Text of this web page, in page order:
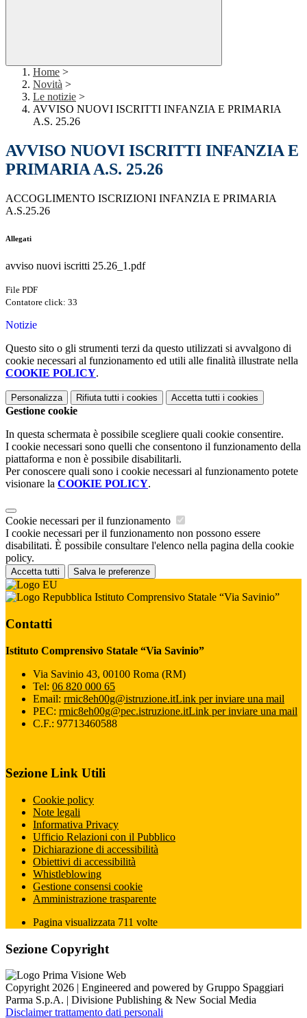
Home >
Novità >
Le notizie >
AVVISO NUOVI ISCRITTI INFANZIA E PRIMARIA
A.S. 25.26
AVVISO NUOVI ISCRITTI INFANZIA E
PRIMARIA A.S. 25.26
ACCOGLIMENTO ISCRIZIONI INFANZIA E PRIMARIA
A.S.25.26
Allegati
avviso nuovi iscritti 25.26_1.pdf
File PDF
Contatore click: 33
Notizie
Questo sito o gli strumenti terzi da questo utilizzati si avvalgono di
cookie necessari al funzionamento ed utili alle finalità illustrate nella
COOKIE POLICY.
Personalizza Rifiuta tutti i cookies Accetta tutti i cookies
Gestione cookie
In questa schermata è possibile scegliere quali cookie consentire.
I cookie necessari sono quelli che consentono il funzionamento della
piattaforma e non è possibile disabilitarli.
Per conoscere quali sono i cookie necessari al funzionamento potete
visionare la COOKIE POLICY.
Cookie necessari per il funzionamento
I cookie necessari per il funzionamento non possono essere
disabilitati. È possibile consultare l'elenco nella pagina della cookie
policy.
Accetta tutti Salva le preferenze
Istituto Comprensivo Statale “Via Savinio”
Contatti
Istituto Comprensivo Statale “Via Savinio”
Via Savinio 43, 00100 Roma (RM)
Tel: 06 820 000 65
Email: rmic8eh00g@istruzione.itLink per inviare una mail
PEC: rmic8eh00g@pec.istruzione.itLink per inviare una mail
C.F.: 97713460588
Sezione Link Utili
Cookie policy
Note legali
Informativa Privacy
Ufficio Relazioni con il Pubblico
Dichiarazione di accessibilità
Obiettivi di accessibilità
Whistleblowing
Gestione consensi cookie
Amministrazione trasparente
Pagina visualizzata 711 volte
Sezione Copyright
Copyright 2026 | Engineered and powered by Gruppo Spaggiari
Parma S.p.A. | Divisione Publishing & New Social Media
Disclaimer trattamento dati personali